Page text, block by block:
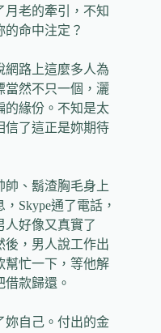
月老的牽引，不知
命中注定？
網路上這麼多人為
當然不只一個，灑
的緣份。不知是太
信了這正是妳期待
帥、鬍渣胸毛身上
Skype通了電話，
人好像又真實了
後，男人說工作出
幫忙一下，等他解
款歸還。
妳自己。付出的金